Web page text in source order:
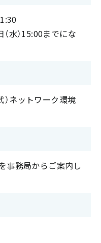
水）15:00までにな
ネットワーク環境
事務局からご案内し